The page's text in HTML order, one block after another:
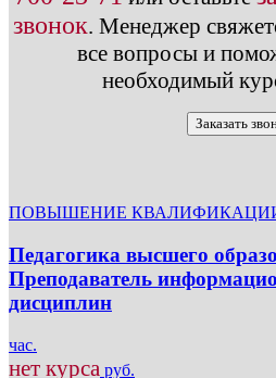
звонок. Менеджер
все вопросы и
необходимый
Заказать
ПОВЫШЕНИЕ
Педагогика высшего
Преподаватель
дисциплин
час.
нет курса руб.